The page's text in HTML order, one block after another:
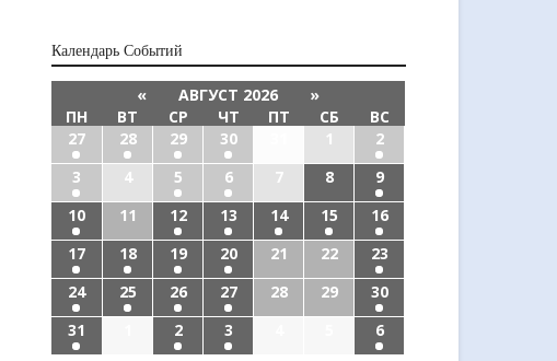
Календарь Cобытий
« АВГУСТ 2026
»
ПН
ВТ СР ЧТ ПТ СБ
ВС
27
28 29 30 1
2
3
4 5 6 7 8
9
10
11 12 13 14 15
16
17
18 19 20 21 22
23
24
25 26 27 28 29
30
31
2 3 6